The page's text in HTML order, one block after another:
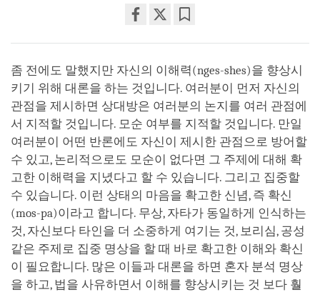
facebook
좀 전에도 말했지만 자신의 이해력(nges-shes)을 향상시
키기 위해 대론을 하는 것입니다. 여러분이 먼저 자신의
관점을 제시하면 상대방은 여러분의 논지를 여러 관점에
서 지적할 것입니다. 모순 여부를 지적할 것입니다. 만일
여러분이 어떤 반론에도 자신이 제시한 관점으로 방어할
수 있고, 논리적으로도 모순이 없다면 그 주제에 대해 확
고한 이해력을 지녔다고 할 수 있습니다. 그리고 집중할
수 있습니다. 이런 상태의 마음을 확고한 신념, 즉 확신
(mos-pa)이라고 합니다. 무상, 자타가 동일하게 인식하는
것, 자신보다 타인을 더 소중하게 여기는 것, 보리심, 공성
같은 주제로 집중 명상을 할 때 바로 확고한 이해와 확신
이 필요합니다. 많은 이들과 대론을 하면 혼자 분석 명상
을 하고, 법을 사유하면서 이해를 향상시키는 것 보다 훨